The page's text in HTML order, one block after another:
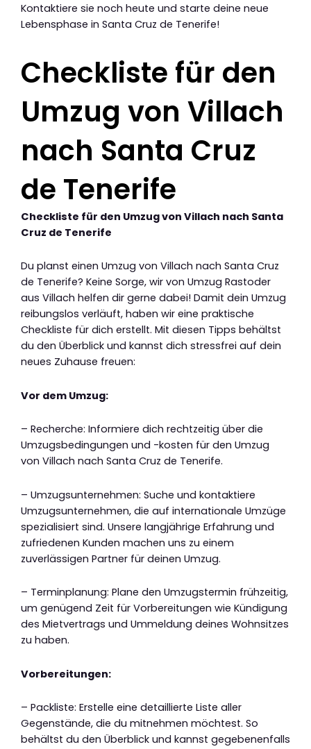
Kontaktiere sie noch heute und starte deine neue
Lebensphase in Santa Cruz de Tenerife!
Checkliste für den
Umzug von Villach
nach Santa Cruz
de Tenerife
Checkliste für den Umzug von Villach nach Santa
Cruz de Tenerife
Du planst einen Umzug von Villach nach Santa Cruz
de Tenerife? Keine Sorge, wir von Umzug Rastoder
aus Villach helfen dir gerne dabei! Damit dein Umzug
reibungslos verläuft, haben wir eine praktische
Checkliste für dich erstellt. Mit diesen Tipps behältst
du den Überblick und kannst dich stressfrei auf dein
neues Zuhause freuen:
Vor dem Umzug:
– Recherche: Informiere dich rechtzeitig über die
Umzugsbedingungen und -kosten für den Umzug
von Villach nach Santa Cruz de Tenerife.
– Umzugsunternehmen: Suche und kontaktiere
Umzugsunternehmen, die auf internationale Umzüge
spezialisiert sind. Unsere langjährige Erfahrung und
zufriedenen Kunden machen uns zu einem
zuverlässigen Partner für deinen Umzug.
– Terminplanung: Plane den Umzugstermin frühzeitig,
um genügend Zeit für Vorbereitungen wie Kündigung
des Mietvertrags und Ummeldung deines Wohnsitzes
zu haben.
Vorbereitungen:
– Packliste: Erstelle eine detaillierte Liste aller
Gegenstände, die du mitnehmen möchtest. So
behältst du den Überblick und kannst gegebenenfalls